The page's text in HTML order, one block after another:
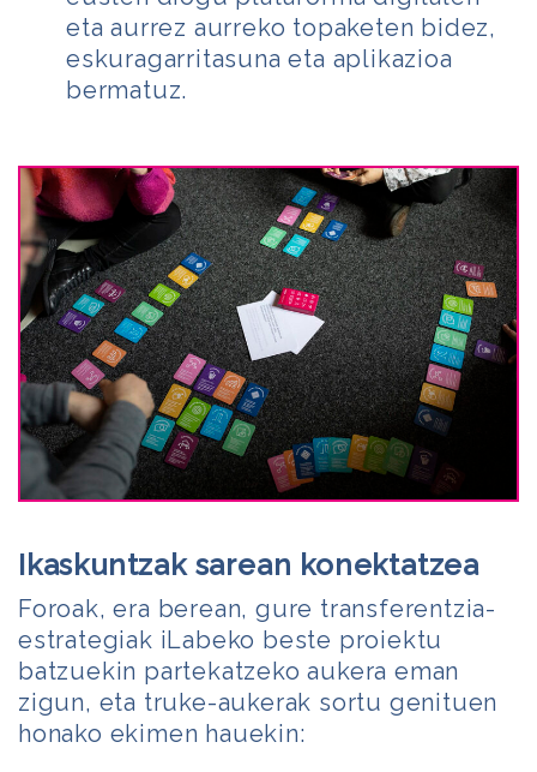
eta aurrez aurreko topaketen bidez,
eskuragarritasuna eta aplikazioa
bermatuz.
Ikaskuntzak sarean konektatzea
Foroak, era berean, gure transferentzia-
estrategiak iLabeko beste proiektu
batzuekin partekatzeko aukera eman
zigun, eta truke-aukerak sortu genituen
honako ekimen hauekin: